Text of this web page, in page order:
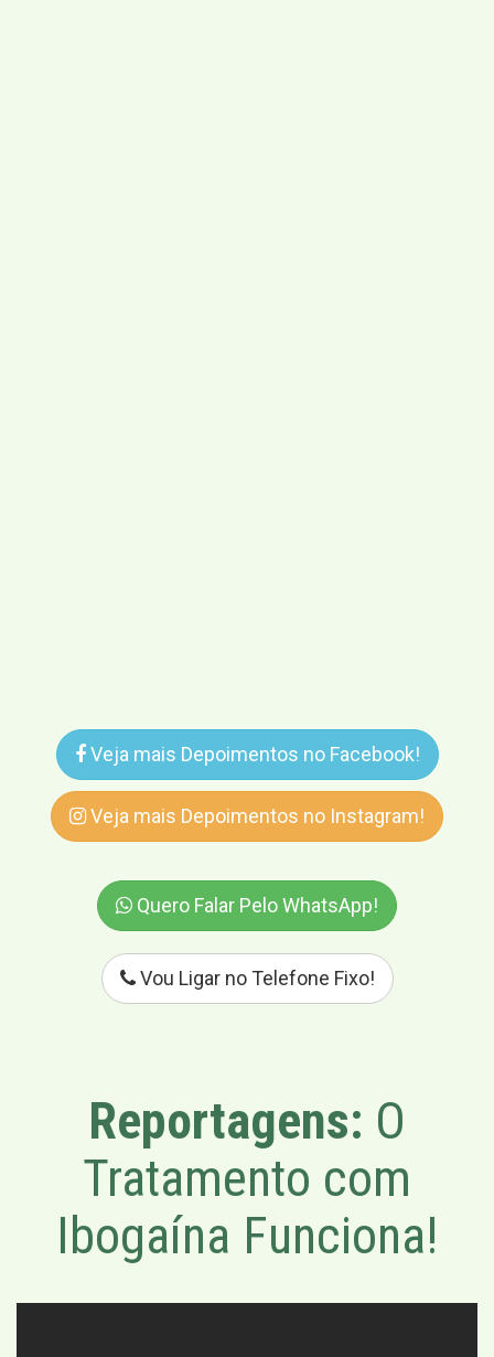
Veja mais Depoimentos no Facebook!
Veja mais Depoimentos no Instagram!
Quero Falar Pelo WhatsApp!
Vou Ligar no Telefone Fixo!
Reportagens: O
Tratamento com
Ibogaína Funciona!